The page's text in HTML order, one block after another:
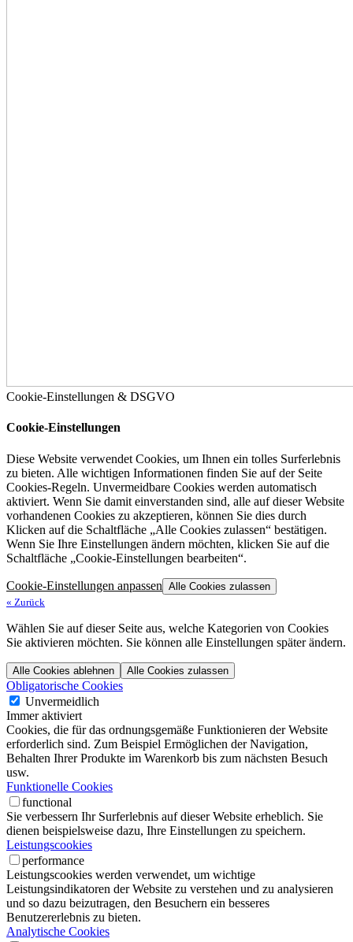
Cookie-Einstellungen & DSGVO
Cookie-Einstellungen
Diese Website verwendet Cookies, um Ihnen ein tolles Surferlebnis
zu bieten. Alle wichtigen Informationen finden Sie auf der Seite
Cookies-Regeln. Unvermeidbare Cookies werden automatisch
aktiviert. Wenn Sie damit einverstanden sind, alle auf dieser Website
vorhandenen Cookies zu akzeptieren, können Sie dies durch
Klicken auf die Schaltfläche „Alle Cookies zulassen“ bestätigen.
Wenn Sie Ihre Einstellungen ändern möchten, klicken Sie auf die
Schaltfläche „Cookie-Einstellungen bearbeiten“.
Cookie-Einstellungen anpassen Alle Cookies zulassen
« Zurück
Wählen Sie auf dieser Seite aus, welche Kategorien von Cookies
Sie aktivieren möchten. Sie können alle Einstellungen später ändern.
Alle Cookies ablehnen Alle Cookies zulassen
Obligatorische Cookies
Unvermeidlich
Immer aktiviert
Cookies, die für das ordnungsgemäße Funktionieren der Website
erforderlich sind. Zum Beispiel Ermöglichen der Navigation,
Behalten Ihrer Produkte im Warenkorb bis zum nächsten Besuch
usw.
Funktionelle Cookies
functional
Sie verbessern Ihr Surferlebnis auf dieser Website erheblich. Sie
dienen beispielsweise dazu, Ihre Einstellungen zu speichern.
Leistungscookies
performance
Leistungscookies werden verwendet, um wichtige
Leistungsindikatoren der Website zu verstehen und zu analysieren
und so dazu beizutragen, den Besuchern ein besseres
Benutzererlebnis zu bieten.
Analytische Cookies